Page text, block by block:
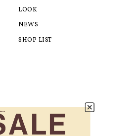
LOOK
NEWS
SHOP LIST